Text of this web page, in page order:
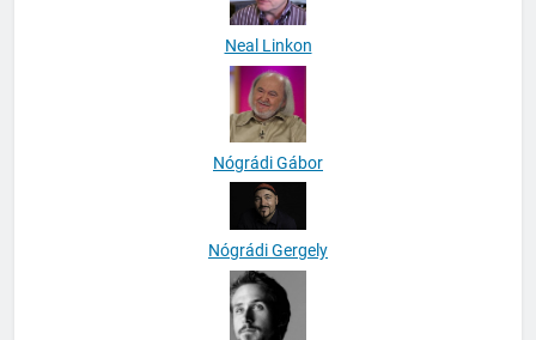
Neal Linkon
Nógrádi Gábor
Nógrádi Gergely